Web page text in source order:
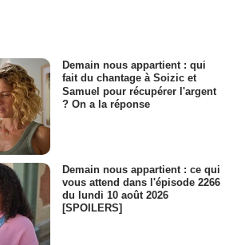
Demain nous appartient : qui
fait du chantage à Soizic et
Samuel pour récupérer l'argent
? On a la réponse
Demain nous appartient : ce qui
vous attend dans l'épisode 2266
du lundi 10 août 2026
[SPOILERS]